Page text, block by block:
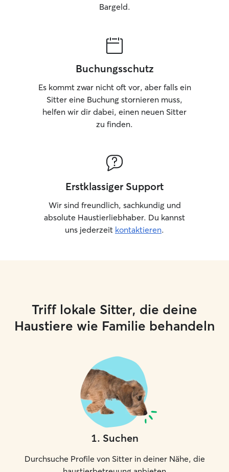
Bargeld.
Buchungsschutz
Es kommt zwar nicht oft vor, aber falls ein
Sitter eine Buchung stornieren muss,
helfen wir dir dabei, einen neuen Sitter
zu finden.
Erstklassiger Support
Wir sind freundlich, sachkundig und
absolute Haustierliebhaber. Du kannst
uns jederzeit kontaktieren.
Triff lokale Sitter, die deine
Haustiere wie Familie behandeln
1. Suchen
Durchsuche Profile von Sitter in deiner Nähe, die